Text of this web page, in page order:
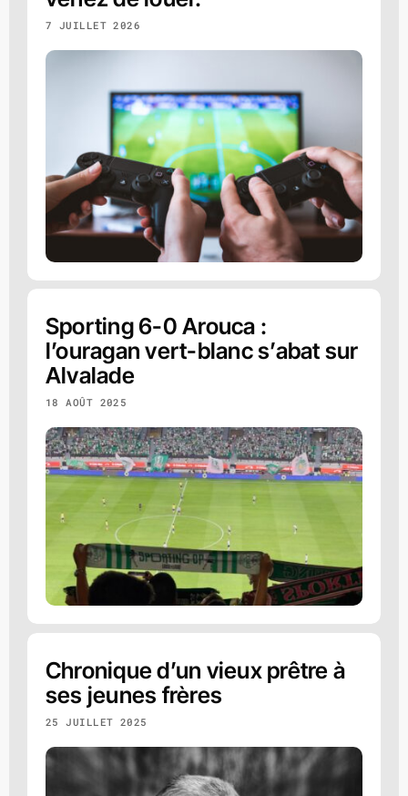
7 JUILLET 2026
Sporting 6-0 Arouca :
l’ouragan vert-blanc s’abat sur
Alvalade
18 AOÛT 2025
Chronique d’un vieux prêtre à
ses jeunes frères
25 JUILLET 2025